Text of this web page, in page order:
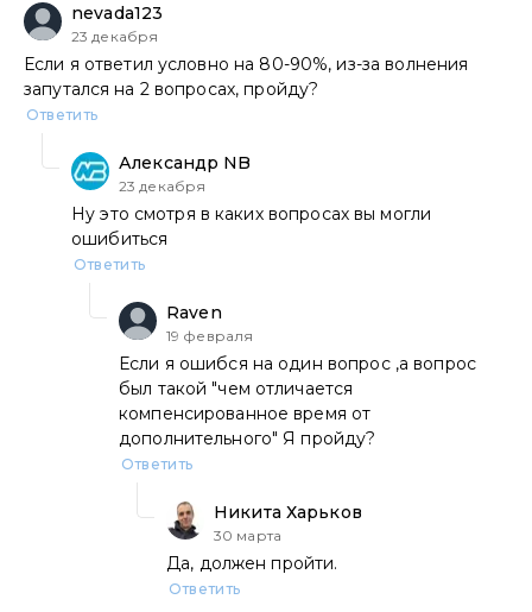
nevada123
23 декабря
Если я ответил условно на 80-90%, из-за волнения
запутался на 2 вопросах, пройду?
Ответить
Александр NB
23 декабря
Ну это смотря в каких вопросах вы могли
ошибиться
Ответить
Raven
19 февраля
Если я ошибся на один вопрос ,а вопрос
был такой "чем отличается
компенсированное время от
дополнительного" Я пройду?
Ответить
Никита Харьков
30 марта
Да, должен пройти.
Ответить